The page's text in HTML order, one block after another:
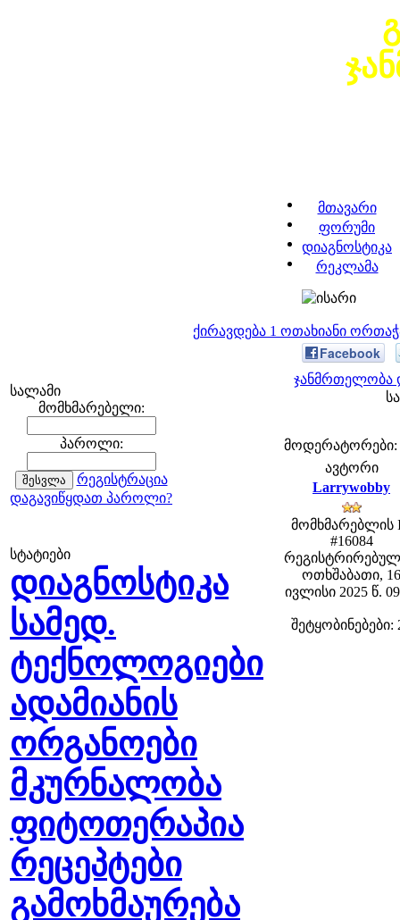
მთავარი
ფორუმი
დიაგნოსტიკა
რეკლამა
ქირავდება 1 ოთახიანი
სალამი
მომხმარებელი:
პაროლი:
რეგისტრაცია
დაგავიწყდათ პაროლი?
სტატიები
დიაგნოსტიკა
სამედ.
ტექნოლოგიები
ადამიანის
ორგანოები
მკურნალობა
ფიტოთერაპია
რეცეპტები
გამოხმაურება
Facebook
ჯანმრთელობა
მოდერატორები:
ავტორი
Larrywobby
მომხმარებლის
#16084
ოთხშაბათი, 16
ივლისი 2025 წ.
შეტყობინებები: